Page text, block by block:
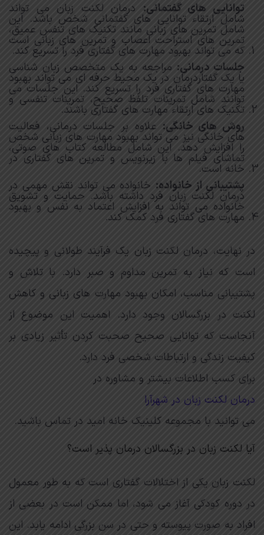
توانایی های گفتمانی: درمان لکنت زبان می تواند
شامل ارتقاء توانایی های گفتمانی شخص باشد. این
شامل تمرین های زبانی مانند تکنیک های تنفس عمیق،
تمرین های استراحت اعصاب و تمرین های زبانی است
که می تواند بهبود مهارت های گفتاری فرد را تسریع کند.
جلسات درمانی: مراجعه به یک متخصص زبان شناسی
یا یک گفتاردرمان در یک محیط حرفه ای می تواند بهبود
مهارت های گفتاری فرد را تسریع کند. این جلسات می
توانند شامل تمرینات تلفظ صحیح، تمرینات تنفسی و
تکنیک های ارتقاء مهارت های گفتاری باشند.
روش های خانگی: علاوه بر جلسات درمانی، فعالیت
های خانگی نیز می تواند بهبود مهارت های زبانی شخص
را افزایش دهد. این شامل مطالعه کتاب های صوتی،
تماشای فیلم ها با زیرنویس و تمرین های گفتاری در
خانه است.
پشتیبانی از خانواده: خانواده می تواند نقش مهمی در
درمان لکنت زبان فرد داشته باشد. حمایت و تشویق
خانواده می تواند به افزایش اعتماد به نفس و بهبود
مهارت های گفتاری فرد کمک کند.
در نهایت، درمان لکنت زبان یک فرآیند طولانی و پیچیده
است که نیاز به تمرین مداوم و صبر دارد. با تلاش و
پشتیبانی مناسب، امکان بهبود مهارت های زبانی و کاهش
لکنت در بزرگسالان وجود دارد. اهمیت این موضوع از
آنجاست که توانایی صحیح صحبت کردن تأثیر زیادی بر
کیفیت زندگی و ارتباطات شخصی فرد دارد.
برای کسب اطلاعات بیشتر و مشاوره در
درمان لکنت زبان در شهرآرا
می توانید با مجموعه کلینیک خانه امید در تماس باشید.
آیا لکنت زبان در بزرگسالان درمان پذیر است؟
لکنت زبان یکی از اختلالات گفتاری است که به طور معمول
در دوره کودکی آغاز می شود، اما ممکن است در بعضی از
افراد به صورت پیوسته و حتی در سن بزرگی ادامه یابد. این